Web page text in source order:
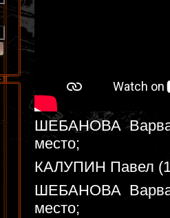
ШЕБАНОВА
место;
КАЛУПИН Павел
ШЕБАНОВА
место;